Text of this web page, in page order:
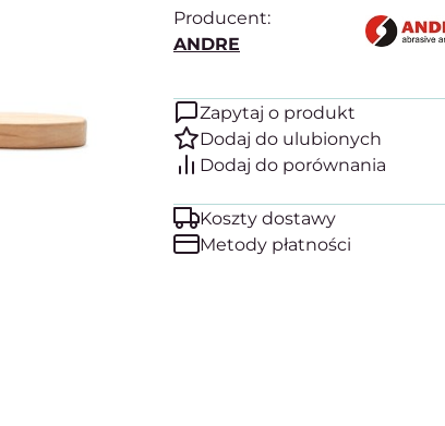
Producent:
ANDRE
Zapytaj o produkt
Koszty dostawy
Metody płatności